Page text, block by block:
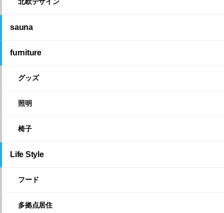
北欧デザイン
sauna
furniture
グッズ
照明
椅子
Life Style
フード
多拠点居住